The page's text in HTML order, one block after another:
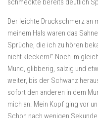
schmeckte bereits deutlich
Der leichte Druckschmerz an
meinem Hals waren das
Sprüche, die ich zu hören
nicht kleckern!” Noch im
Mund, glibberig, salzig und
weiter, bis der Schwanz
sofort den anderen in dem
mich an. Mein Kopf ging vor
Schon nach wenigen